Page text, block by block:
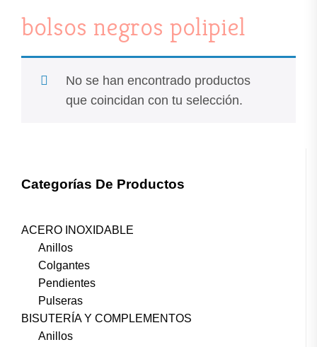
bolsos negros polipiel
No se han encontrado productos
que coincidan con tu selección.
Categorías De Productos
ACERO INOXIDABLE
Anillos
Colgantes
Pendientes
Pulseras
BISUTERÍA Y COMPLEMENTOS
Anillos